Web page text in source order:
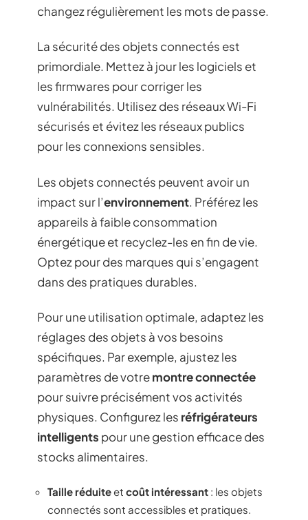
changez régulièrement les mots de passe.
La sécurité des objets connectés est
primordiale. Mettez à jour les logiciels et
les firmwares pour corriger les
vulnérabilités. Utilisez des réseaux Wi-Fi
sécurisés et évitez les réseaux publics
pour les connexions sensibles.
Les objets connectés peuvent avoir un
impact sur l’environnement. Préférez les
appareils à faible consommation
énergétique et recyclez-les en fin de vie.
Optez pour des marques qui s’engagent
dans des pratiques durables.
Pour une utilisation optimale, adaptez les
réglages des objets à vos besoins
spécifiques. Par exemple, ajustez les
paramètres de votremontre connectée
pour suivre précisément vos activités
physiques. Configurez les réfrigérateurs
intelligents pour une gestion efficace des
stocks alimentaires.
Taille réduiteet coût intéressant : les objets
connectés sont accessibles et pratiques.